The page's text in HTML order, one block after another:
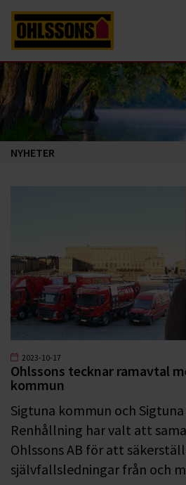
NYHETER
2023-10-17
Ohlssons tecknar ramavtal
kommun
Sigtuna kommun och
Renhållning har valt att
Ohlssons AB för att
självfallsledningar från och